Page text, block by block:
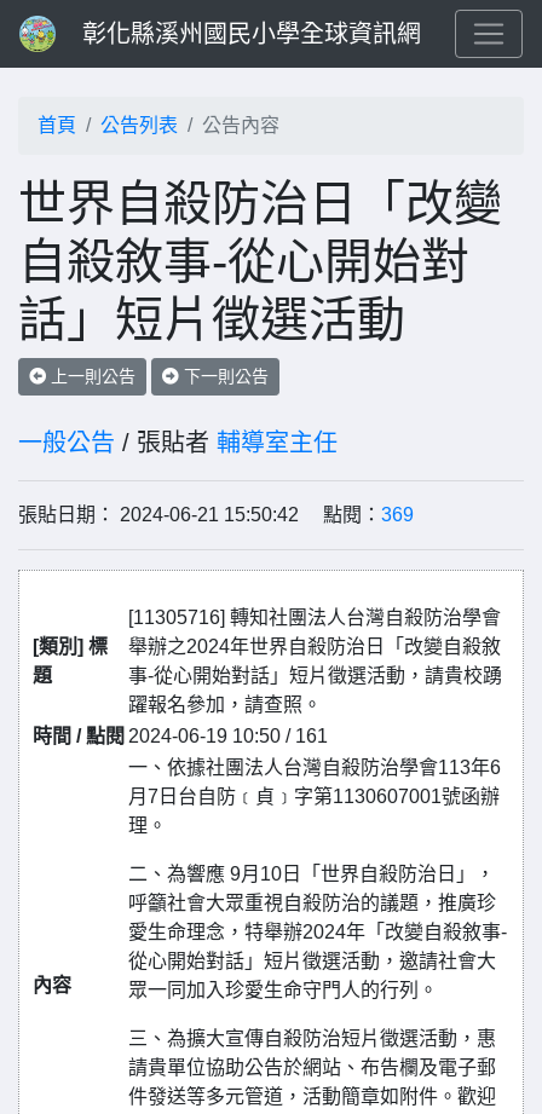
彰化縣溪州國民小學全球資訊網
首頁 公告列表 公告內容
世界自殺防治日「改變
自殺敘事-從心開始對
話」短片徵選活動
上一則公告 下一則公告
一般公告 / 張貼者 輔導室主任
張貼日期： 2024-06-21 15:50:42 點閱： 369
[類別] 標
題
[11305716] 轉知社團法人台灣自殺防治學會
舉辦之2024年世界自殺防治日「改變自殺敘
事-從心開始對話」短片徵選活動，請貴校踴
躍報名參加，請查照。
時間 / 點閱 2024-06-19 10:50 / 161
內容
一、依據社團法人台灣自殺防治學會113年6
月7日台自防﹝貞﹞字第1130607001號函辦
理。
二、為響應 9月10日「世界自殺防治日」，
呼籲社會大眾重視自殺防治的議題，推廣珍
愛生命理念，特舉辦2024年「改變自殺敘事-
從心開始對話」短片徵選活動，邀請社會大
眾一同加入珍愛生命守門人的行列。
三、為擴大宣傳自殺防治短片徵選活動，惠
請貴單位協助公告於網站、布告欄及電子郵
件發送等多元管道，活動簡章如附件。歡迎